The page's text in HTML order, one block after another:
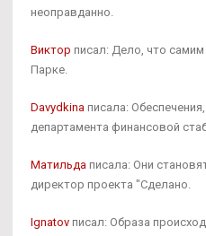
неоправданно.
Виктор писал: Дело, что
Парке.
Davydkina писала:
департамента финансовой
Матильда писала: Они
директор проекта "Сделано.
Ignatov писал: Образа